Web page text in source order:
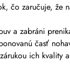
čo zaručuje, že
a zabráni
časť
ich kvality